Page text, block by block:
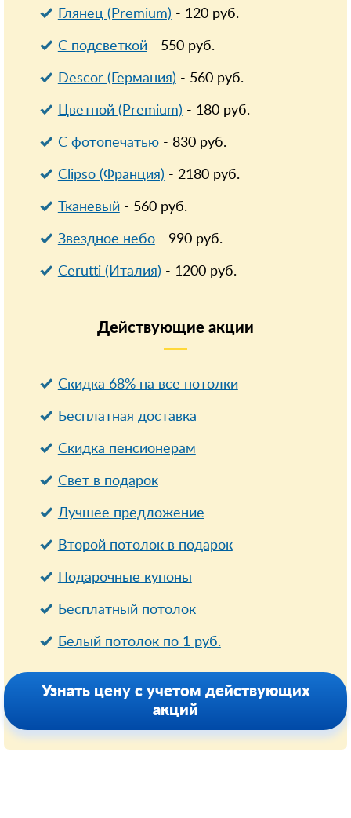
Глянец (Premium) - 120руб.
С подсветкой- 550руб.
Descor (Германия) - 560руб.
Цветной (Premium) - 180руб.
С фотопечатью- 830руб.
Clipso (Франция) - 2180руб.
Тканевый- 560руб.
Звездное небо- 990руб.
Cerutti (Италия) - 1200руб.
Действующие акции
Скидка 68% на все потолки
Бесплатная доставка
Cкидка пенсионерам
Свет в подарок
Лучшее предложение
Второй потолок в подарок
Подарочные купоны
Бесплатный потолок
Белый потолок по 1 руб.
Узнать цену с учетом действующих
акций